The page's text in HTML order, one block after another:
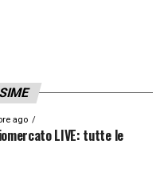
ago
LIVE: tutte le